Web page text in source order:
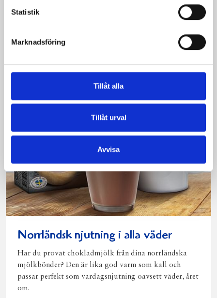
Statistik
Marknadsföring
Tillåt alla
Tillåt urval
Avvisa
200 norrlänningar fick deltog vid provsmakningen. Vår
Norrländsk njutning i alla väder
Har du provat chokladmjölk från dina norrländska
mjölkbönder? Den är lika god varm som kall och
passar perfekt som vardagsnjutning oavsett väder, året
om.